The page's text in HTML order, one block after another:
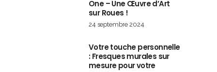
One – Une Œuvre d’Art
sur Roues !
24 septembre 2024
Votre touche personnelle
: Fresques murales sur
mesure pour votre